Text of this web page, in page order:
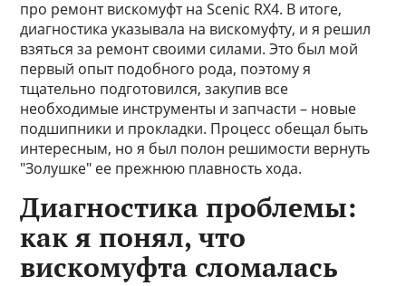
про ремонт вискомуфт на Scenic RX4. В итоге,
диагностика указывала на вискомуфту, и я решил
взяться за ремонт своими силами. Это был мой
первый опыт подобного рода, поэтому я
тщательно подготовился, закупив все
необходимые инструменты и запчасти – новые
подшипники и прокладки. Процесс обещал быть
интересным, но я был полон решимости вернуть
"Золушке" ее прежнюю плавность хода.
Диагностика проблемы:
как я понял, что
вискомуфта сломалась